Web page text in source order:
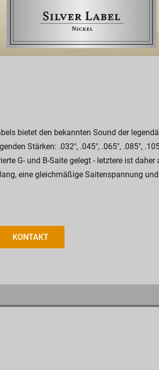
bietet den bekannten Sound der
Stärken: .032", .045", .065", .085",
G- und B-Saite gelegt - letztere ist
eine gleichmäßige Saitenspannung
KONTAKT